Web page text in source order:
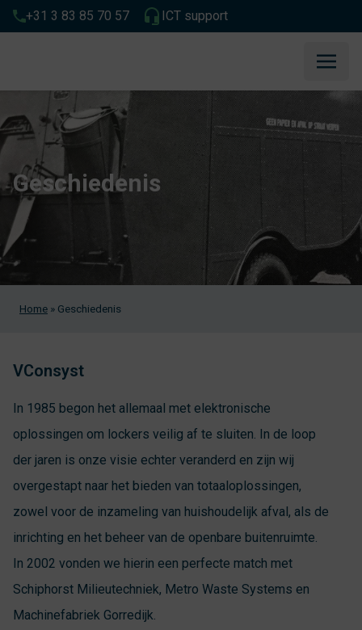
+31 3 83 85 70 57 ICT support
Geschiedenis
Home » Geschiedenis
VConsyst
In 1985 begon het allemaal met elektronische
oplossingen om lockers veilig af te sluiten. In de loop
der jaren is onze visie echter veranderd en zijn wij
overgestapt naar het bieden van totaaloplossingen,
zowel voor de inzameling van huishoudelijk afval, als de
inrichting en het beheer van de openbare buitenruimte.
In 2002 vonden we hierin een perfecte match met
Schiphorst Milieutechniek, Metro Waste Systems en
Machinefabriek Gorredijk.